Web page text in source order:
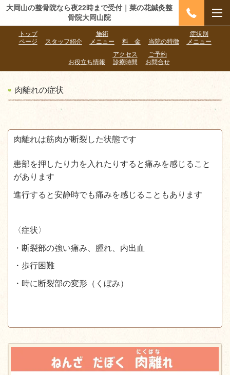
大岡山の整骨院なら夜22時まで受付｜菜の花鍼灸整
骨院大岡山院
トップ
ページ
スタッフ紹介
施術
メニュー
料 金 当院の特徴
症状別
メニュー
お役立ち情報
アクセス
診療時間
ご予約
お問合せ
肉離れの症状
肉離れは筋肉が断裂した状態です
患部を押したり力を入れたりすると痛みを感じること
があります
進行すると安静時でも痛みを感じることもあります
〈症状〉
・断裂部の強い痛み、腫れ、内出血
・歩行困難
・時に断裂部の変形（くぼみ）